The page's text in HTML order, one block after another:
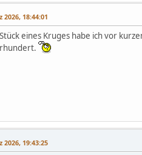
2026, 18:44:01
eines Kruges habe ich vor
2026, 19:43:25